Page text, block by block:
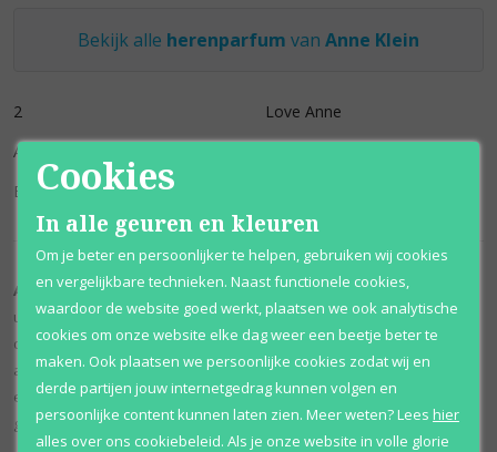
Bekijk alle herenparfum van Anne Klein
2
Anne Klein
Blazer
Love Anne
Anne Kleinparfums hebben een zachte, vrouwelijke en verzorgde
uitstraling. Het merk past goed bij liefhebbers van toegankelijke
damesgeuren die elegant ruiken, maar niet te zwaar of overdreven
aanwezig worden. Denk aan parfums met een frisse bloemigheid,
een nette afwerking en een stijl die makkelijk past bij dagelijks
gebruik.
Cookies
In alle geuren en kleuren
Om je beter en persoonlijker te helpen, gebruiken wij cookies
en vergelijkbare technieken. Naast functionele cookies,
waardoor de website goed werkt, plaatsen we ook analytische
cookies om onze website elke dag weer een beetje beter te
maken. Ook plaatsen we persoonlijke cookies zodat wij en
derde partijen jouw internetgedrag kunnen volgen en
persoonlijke content kunnen laten zien. Meer weten?Lees hier
alles over ons cookiebeleid. Als je onze website in volle glorie